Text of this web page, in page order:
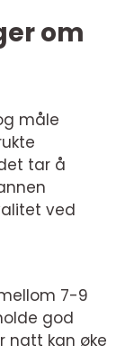
om
måle
tar å
ved
7-9
god
natt kan øke